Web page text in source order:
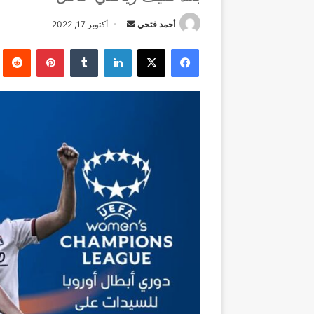
أحمد فتحي
أرسل
إلكترونيا
أكتوبر 17, 2022
فيسبوك ‫X لينكدإن بينتيريست